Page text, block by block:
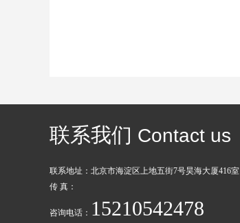
联系我们 Contact us
联系地址：北京市海淀区上地五街7号昊海大厦416室
传 真：
咨询电话： 15210542478